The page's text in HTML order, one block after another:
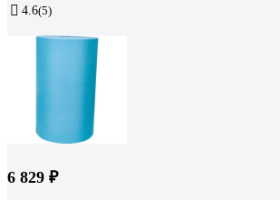
4.6(5)
6 829 ₽